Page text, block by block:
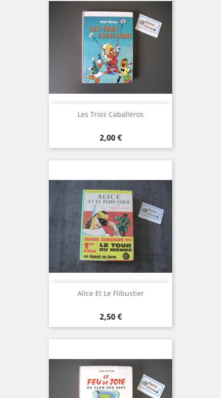
Les Trois Caballeros
Prix
2,00 €
Alice Et Le Flibustier
Prix
2,50 €